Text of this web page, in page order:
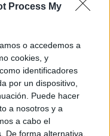
Process My
o accedemos a
cookies, y
identificadores
por un dispositivo,
Puede hacer
a nosotros y a
a cabo el
De forma alternativa,
nubes? Tiene